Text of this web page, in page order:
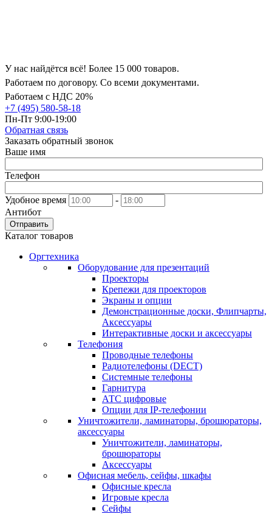
У нас найдётся всё! Более 15 000 товаров.
Работаем по договору. Со всеми документами.
Работаем с НДС 20%
+7 (495) 580-58-18
Пн-Пт 9:00-19:00
Обратная связь
Заказать обратный звонок
Ваше имя
Телефон
Удобное время
-
Антибот
Отправить
Каталог товаров
Оргтехника
Оборудование для презентаций
Проекторы
Крепежи для проекторов
Экраны и опции
Демонстрационные доски, Флипчарты,
Аксессуары
Интерактивные доски и аксессуары
Телефония
Проводные телефоны
Радиотелефоны (DECT)
Системные телефоны
Гарнитура
АТС цифровые
Опции для IP-телефонии
Уничтожители, ламинаторы, брошюраторы,
аксессуары
Уничтожители, ламинаторы,
брошюраторы
Аксессуары
Офисная мебель, сейфы, шкафы
Офисные кресла
Игровые кресла
Сейфы